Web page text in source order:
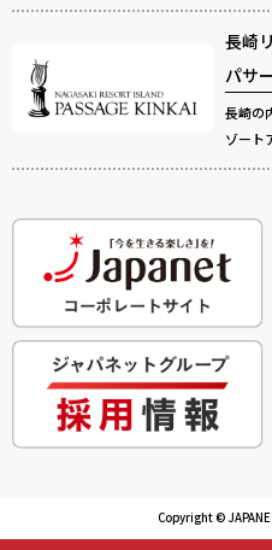
長崎
パサ
長崎の
ゾート
Copyright ©